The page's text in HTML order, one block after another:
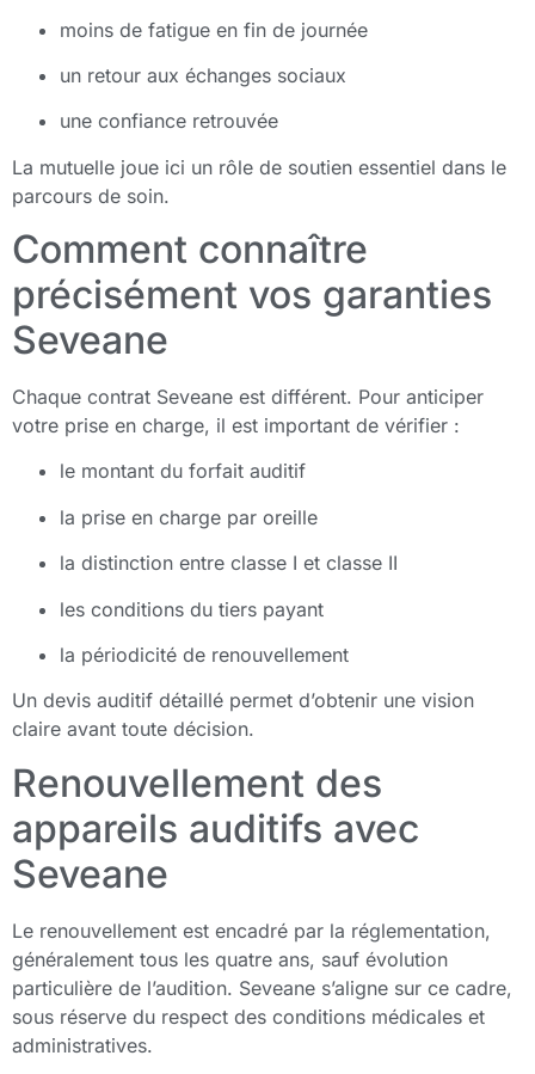
moins de fatigue en fin de journée
un retour aux échanges sociaux
une confiance retrouvée
La mutuelle joue ici un rôle de soutien essentiel dans le
parcours de soin.
Comment connaître
précisément vos garanties
Seveane
Chaque contrat Seveane est différent. Pour anticiper
votre prise en charge, il est important de vérifier :
le montant du forfait auditif
la prise en charge par oreille
la distinction entre classe I et classe II
les conditions du tiers payant
la périodicité de renouvellement
Un devis auditif détaillé permet d’obtenir une vision
claire avant toute décision.
Renouvellement des
appareils auditifs avec
Seveane
Le renouvellement est encadré par la réglementation,
généralement tous les quatre ans, sauf évolution
particulière de l’audition. Seveane s’aligne sur ce cadre,
sous réserve du respect des conditions médicales et
administratives.